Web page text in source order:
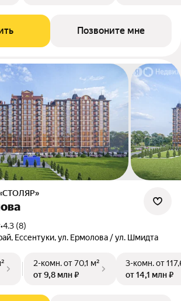
Позвоните мне
•4.3 (8)
Ессентуки, ул. Ермолова / ул. Шмидта
2-комн.от 70,1 м²
от 9,8 млн ₽
3-комн.от
от 14,1 млн ₽